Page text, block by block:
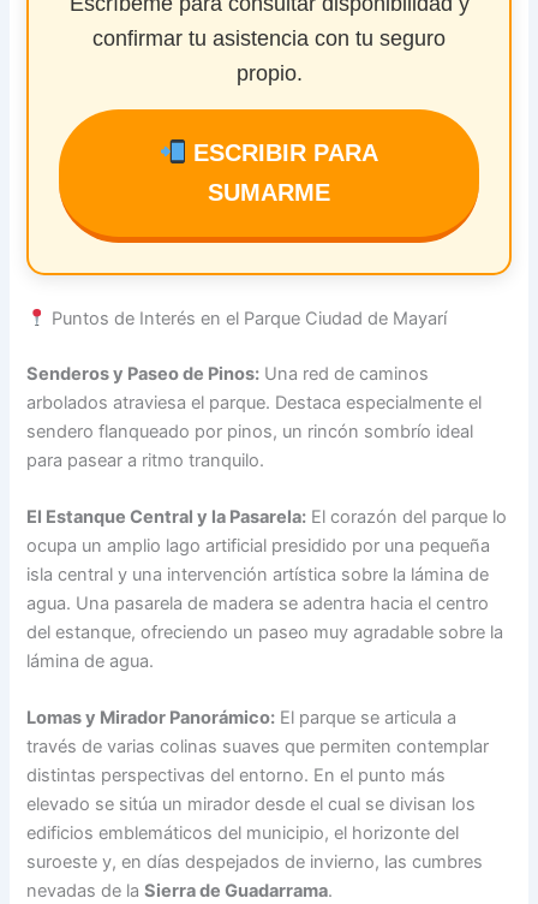
confirmar tu asistencia con tu seguro
propio.
ESCRIBIR PARA
SUMARME
Puntos de Interés en el Parque Ciudad de Mayarí
Senderos y Paseo de Pinos: Una red de caminos
arbolados atraviesa el parque. Destaca especialmente el
sendero flanqueado por pinos, un rincón sombrío ideal
para pasear a ritmo tranquilo.
El Estanque Central y la Pasarela: El corazón del parque lo
ocupa un amplio lago artificial presidido por una pequeña
isla central y una intervención artística sobre la lámina de
agua. Una pasarela de madera se adentra hacia el centro
del estanque, ofreciendo un paseo muy agradable sobre la
lámina de agua.
Lomas y Mirador Panorámico: El parque se articula a
través de varias colinas suaves que permiten contemplar
distintas perspectivas del entorno. En el punto más
elevado se sitúa un mirador desde el cual se divisan los
edificios emblemáticos del municipio, el horizonte del
suroeste y, en días despejados de invierno, las cumbres
nevadas de laSierra de Guadarrama.